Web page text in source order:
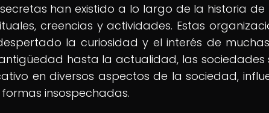
han existido a lo largo de la historia
creencias y actividades. Estas
la curiosidad y el interés de
hasta la actualidad, las
en diversos aspectos de la sociedad,
insospechadas.